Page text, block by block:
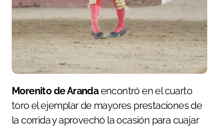
Morenito de Arandaencontró en el cuarto
toro el ejemplar de mayores prestaciones de
la corrida y aprovechó la ocasión para cuajar